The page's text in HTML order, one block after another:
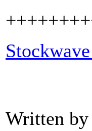
Written by